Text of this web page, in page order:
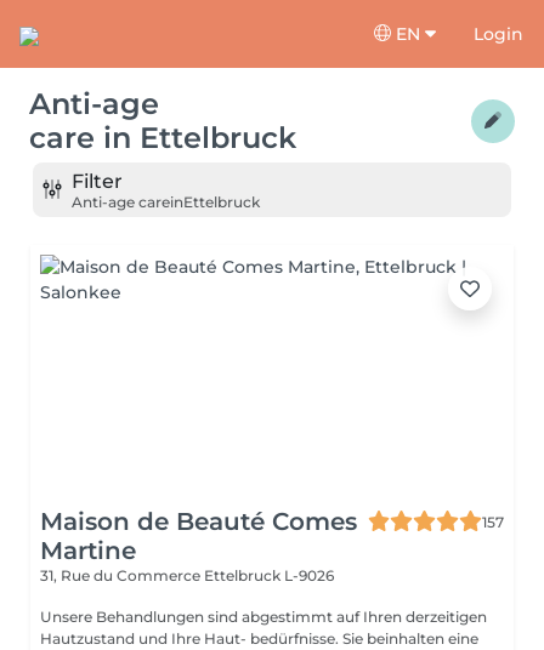
EN Login
Anti-age
care in Ettelbruck
Filter
Anti-age careinEttelbruck
Maison de Beauté Comes
Martine
157
31, Rue du Commerce Ettelbruck L-9026
Unsere Behandlungen sind abgestimmt auf Ihren derzeitigen
Hautzustand und Ihre Haut- bedürfnisse. Sie beinhalten eine